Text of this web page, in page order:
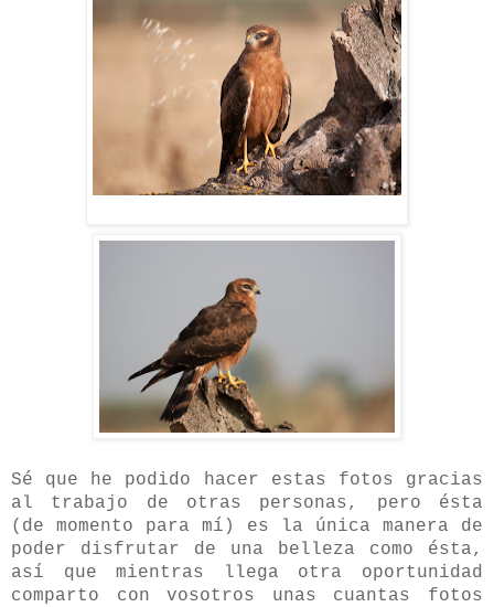
Sé que he podido hacer estas fotos gracias
al trabajo de otras personas, pero ésta
(de momento para mí) es la única manera de
poder disfrutar de una belleza como ésta,
así que mientras llega otra oportunidad
comparto con vosotros unas cuantas fotos